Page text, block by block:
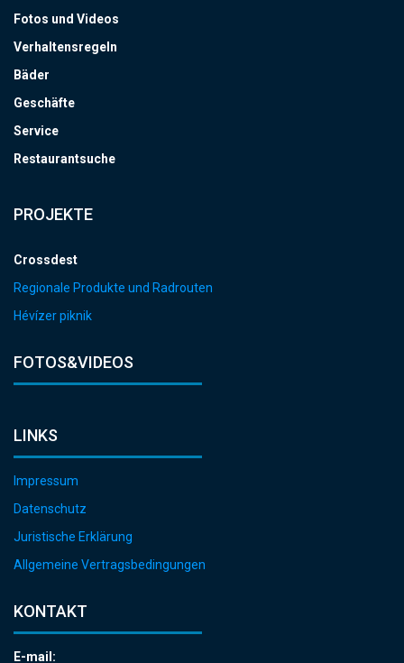
Fotos und Videos
Verhaltensregeln
Bäder
Geschäfte
Service
Restaurantsuche
PROJEKTE
Crossdest
Regionale Produkte und Radrouten
Hévízer piknik
FOTOS&VIDEOS
LINKS
Impressum
Datenschutz
Juristische Erklärung
Allgemeine Vertragsbedingungen
KONTAKT
E-mail: